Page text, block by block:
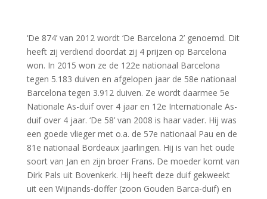
‘De 874’ van 2012 wordt ‘De Barcelona 2’ genoemd. Dit
heeft zij verdiend doordat zij 4 prijzen op Barcelona
won. In 2015 won ze de 122e nationaal Barcelona
tegen 5.183 duiven en afgelopen jaar de 58e nationaal
Barcelona tegen 3.912 duiven. Ze wordt daarmee 5e
Nationale As-duif over 4 jaar en 12e Internationale As-
duif over 4 jaar. ‘De 58’ van 2008 is haar vader. Hij was
een goede vlieger met o.a. de 57e nationaal Pau en de
81e nationaal Bordeaux jaarlingen. Hij is van het oude
soort van Jan en zijn broer Frans. De moeder komt van
Dirk Pals uit Bovenkerk. Hij heeft deze duif gekweekt
uit een Wijnands-doffer (zoon Gouden Barca-duif) en